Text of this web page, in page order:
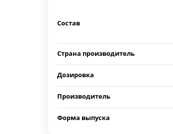
Состав
Страна производитель
Дозировка
Производитель
Форма выпуска